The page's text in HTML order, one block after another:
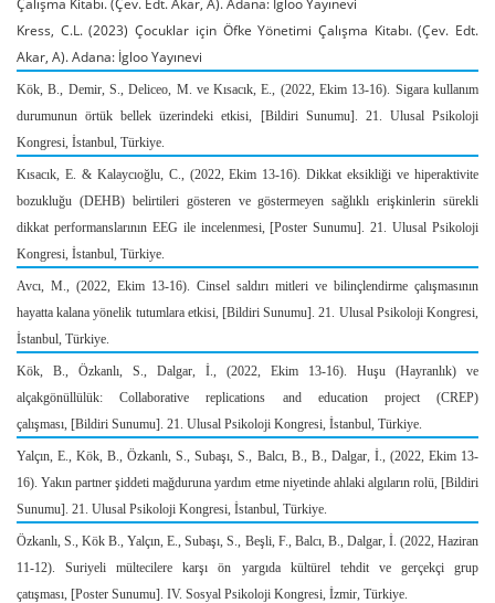
Çalışma Kitabı. (Çev. Edt. Akar, A). Adana: İgloo Yayınevi
Kress, C.L. (2023) Çocuklar için Öfke Yönetimi Çalışma Kitabı. (Çev. Edt.
Akar, A). Adana: İgloo Yayınevi
Kök, B., Demir, S., Deliceo, M. ve Kısacık, E., (2022, Ekim 13-16). Sigara kullanım
durumunun örtük bellek üzerindeki etkisi,
[Bildiri Sunumu]. 21. Ulusal Psikoloji
Kongresi, İstanbul, Türkiye.
Kısacık, E. & Kalaycıoğlu, C., (2022, Ekim 13-16).Dikkat eksikliği ve hiperaktivite
bozukluğu (DEHB) belirtileri gösteren ve göstermeyen sağlıklı erişkinlerin sürekli
dikkat performanslarının EEG ile incelenmesi, [Poster Sunumu]. 21. Ulusal Psikoloji
Kongresi, İstanbul, Türkiye.
Avcı, M., (2022, Ekim 13-16). Cinsel saldırı mitleri ve bilinçlendirme çalışmasının
hayatta kalana yönelik tutumlara etkisi, [Bildiri Sunumu]. 21. Ulusal Psikoloji Kongresi,
İstanbul, Türkiye.
Kök, B., Özkanlı, S., Dalgar, İ., (2022, Ekim 13-16). Huşu (Hayranlık) ve
alçakgönüllülük: Collaborative replications and education project (CREP)
çalışması, [Bildiri Sunumu]. 21. Ulusal Psikoloji Kongresi, İstanbul, Türkiye.
Yalçın, E., Kök, B., Özkanlı, S., Subaşı, S., Balcı, B., B., Dalgar, İ., (2022, Ekim 13-
16).Yakın partner şiddeti mağduruna yardım etme niyetinde ahlaki algıların rolü, [Bildiri
Sunumu]. 21. Ulusal Psikoloji Kongresi, İstanbul, Türkiye.
Özkanlı, S., Kök B., Yalçın, E., Subaşı, S., Beşli, F., Balcı, B., Dalgar, İ. (2022, Haziran
11-12).Suriyeli mültecilere karşı ön yargıda kültürel tehdit ve gerçekçi grup
çatışması, [Poster Sunumu]. IV. Sosyal Psikoloji Kongresi, İzmir, Türkiye.